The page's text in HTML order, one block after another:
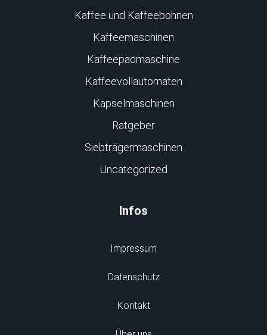
Kaffee und Kaffeebohnen
Kaffeemaschinen
Kaffeepadmaschine
Kaffeevollautomaten
Kapselmaschinen
Ratgeber
Siebträgermaschinen
Uncategorized
Infos
Impressum
Datenschutz
Kontakt